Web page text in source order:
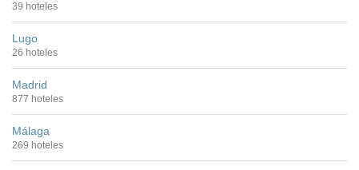
39 hoteles
Lugo
26 hoteles
Madrid
877 hoteles
Málaga
269 hoteles